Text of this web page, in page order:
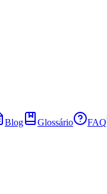
Blog Glossário FAQ